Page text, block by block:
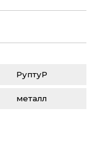
РуптуР
металл